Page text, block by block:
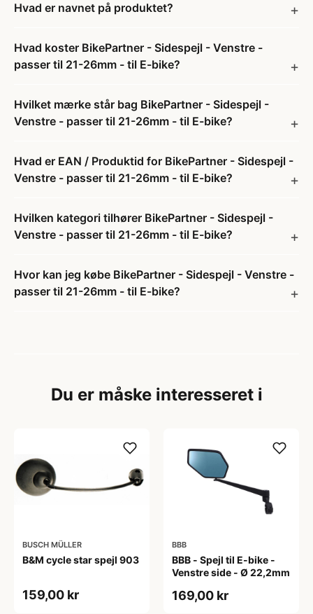
Hvad er navnet på produktet?
Hvad koster BikePartner - Sidespejl - Venstre -
passer til 21-26mm - til E-bike?
Hvilket mærke står bag BikePartner - Sidespejl -
Venstre - passer til 21-26mm - til E-bike?
Hvad er EAN / Produktid for BikePartner - Sidespejl -
Venstre - passer til 21-26mm - til E-bike?
Hvilken kategori tilhører BikePartner - Sidespejl -
Venstre - passer til 21-26mm - til E-bike?
Hvor kan jeg købe BikePartner - Sidespejl - Venstre -
passer til 21-26mm - til E-bike?
Du er måske interesseret i
BUSCH MÜLLER
B&M cycle star spejl 903
159,00 kr
BBB
BBB - Spejl til E-bike -
Venstre side - Ø 22,2mm
169,00 kr